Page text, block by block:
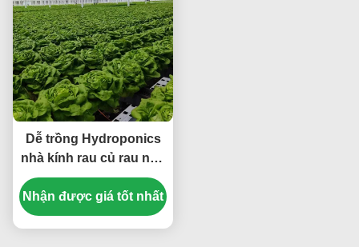
Dễ trồng Hydroponics
nhà kính rau củ rau nhà
kính
Nhận được giá tốt nhất